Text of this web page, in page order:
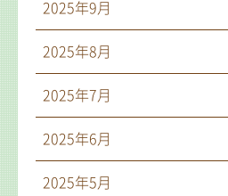
2025年9月
2025年8月
2025年7月
2025年6月
2025年5月